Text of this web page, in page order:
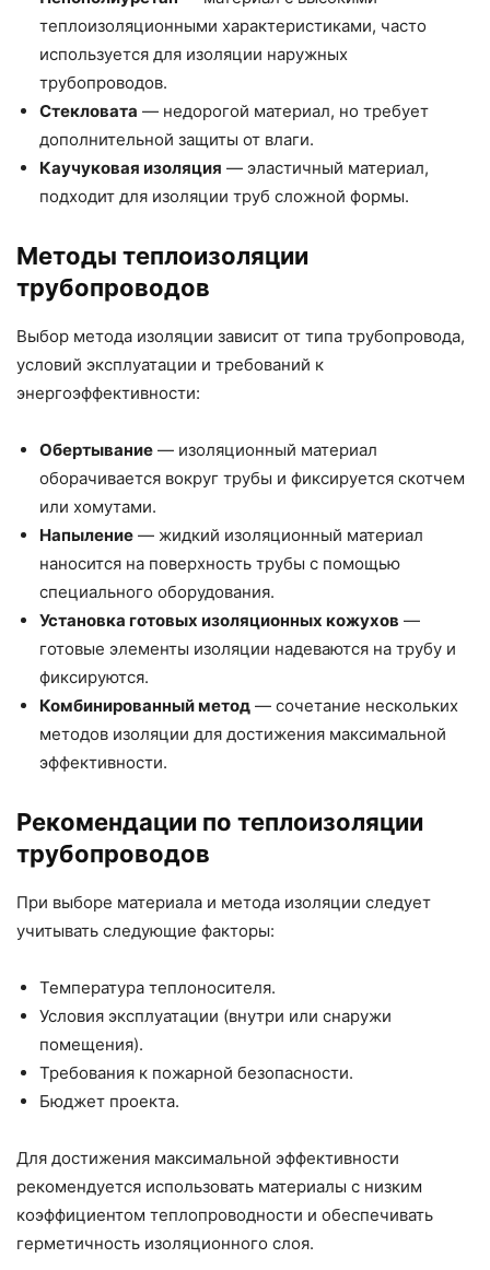
теплоизоляционными характеристиками, часто
используется для изоляции наружных
трубопроводов.
Стекловата — недорогой материал, но требует
дополнительной защиты от влаги.
Каучуковая изоляция — эластичный материал,
подходит для изоляции труб сложной формы.
Методы теплоизоляции
трубопроводов
Выбор метода изоляции зависит от типа трубопровода,
условий эксплуатации и требований к
энергоэффективности:
Обертывание — изоляционный материал
оборачивается вокруг трубы и фиксируется скотчем
или хомутами.
Напыление — жидкий изоляционный материал
наносится на поверхность трубы с помощью
специального оборудования.
Установка готовых изоляционных кожухов —
готовые элементы изоляции надеваются на трубу и
фиксируются.
Комбинированный метод — сочетание нескольких
методов изоляции для достижения максимальной
эффективности.
Рекомендации по теплоизоляции
трубопроводов
При выборе материала и метода изоляции следует
учитывать следующие факторы:
Температура теплоносителя.
Условия эксплуатации (внутри или снаружи
помещения).
Требования к пожарной безопасности.
Бюджет проекта.
Для достижения максимальной эффективности
рекомендуется использовать материалы с низким
коэффициентом теплопроводности и обеспечивать
герметичность изоляционного слоя.